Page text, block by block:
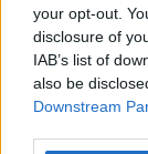
your opt-out.
disclosure of
IAB’s list of
also be
Downstream